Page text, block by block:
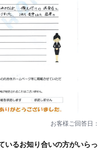
お客様ご回答日：
いるお知り合いの方がいらっ